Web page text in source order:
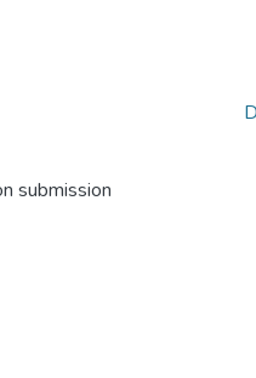
submission